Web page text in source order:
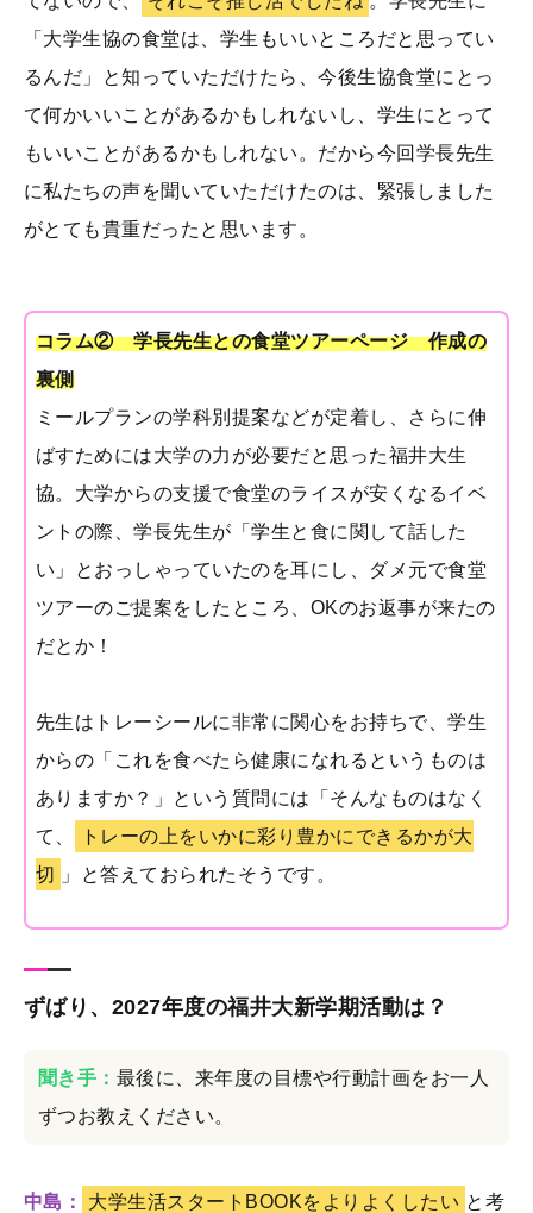
「大学生協の食堂は、学生もいいところだと思ってい
るんだ」と知っていただけたら、今後生協食堂にとっ
て何かいいことがあるかもしれないし、学生にとって
もいいことがあるかもしれない。だから今回学長先生
に私たちの声を聞いていただけたのは、緊張しました
がとても貴重だったと思います。
コラム② 学長先生との食堂ツアーページ 作成の
裏側
ミールプランの学科別提案などが定着し、さらに伸
ばすためには大学の力が必要だと思った福井大生
協。大学からの支援で食堂のライスが安くなるイベ
ントの際、学長先生が「学生と食に関して話した
い」とおっしゃっていたのを耳にし、ダメ元で食堂
ツアーのご提案をしたところ、OKのお返事が来たの
だとか！
先生はトレーシールに非常に関心をお持ちで、学生
からの「これを食べたら健康になれるというものは
ありますか？」という質問には「そんなものはなく
て、
トレーの上をいかに彩り豊かにできるかが大
切
」と答えておられたそうです。
ずばり、2027年度の福井大新学期活動は？
聞き手： 最後に、来年度の目標や行動計画をお一人
ずつお教えください。
中島： 大学生活スタートBOOKをよりよくしたい と考